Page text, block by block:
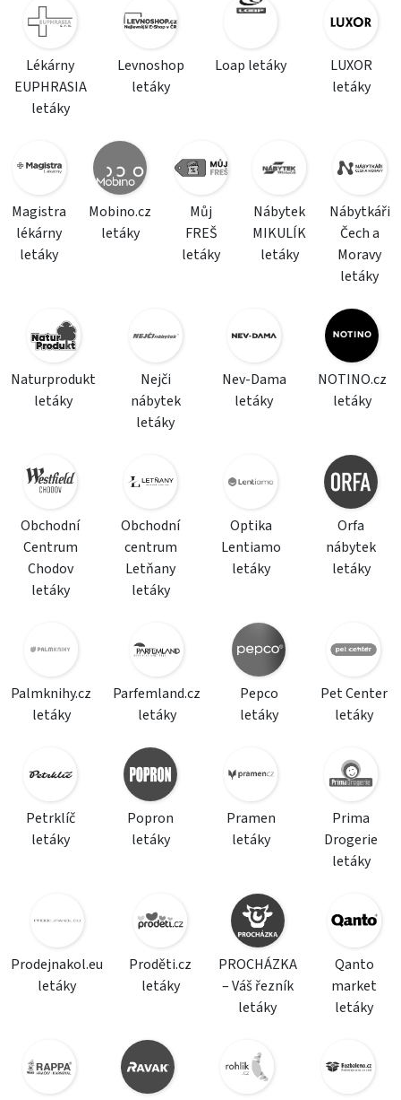
Lékárny
EUPHRASIA
letáky
Levnoshop
letáky
Loap letáky
LUXOR
letáky
Magistra
lékárny
letáky
Mobino.cz
letáky
Můj
FREŠ
letáky
Nábytek
MIKULÍK
letáky
Nábytkáři
Čech a
Moravy
letáky
Naturprodukt
letáky
Nejči
nábytek
letáky
Nev-Dama
letáky
NOTINO.cz
letáky
Obchodní
Centrum
Chodov
letáky
Obchodní
centrum
Letňany
letáky
Optika
Lentiamo
letáky
Orfa
nábytek
letáky
Palmknihy.cz
letáky
Parfemland.cz
letáky
Pepco
letáky
Pet Center
letáky
Petrklíč
letáky
Popron
letáky
Pramen
letáky
Prima
Drogerie
letáky
Prodejnakol.eu
letáky
Proděti.cz
letáky
PROCHÁZKA
– Váš řezník
letáky
Qanto
market
letáky